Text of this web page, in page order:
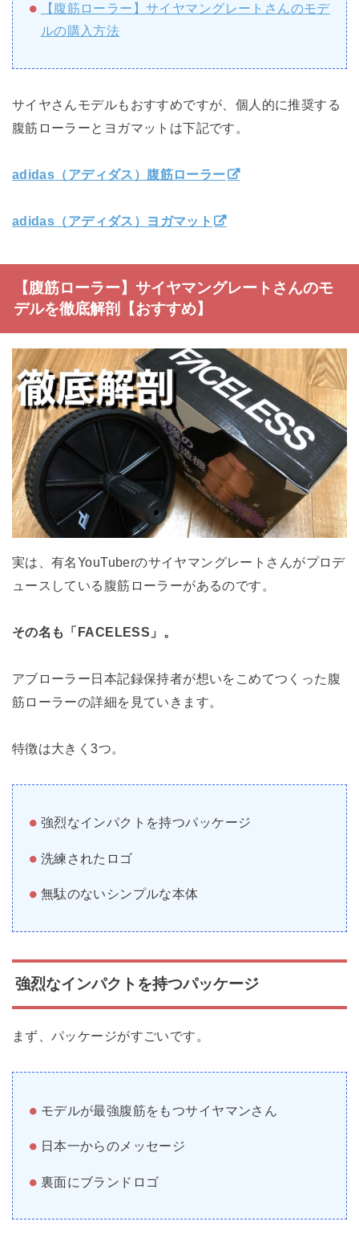
【腹筋ローラー】サイヤマングレートさんのモデ
ルの購入方法
サイヤさんモデルもおすすめですが、個人的に推奨する
腹筋ローラーとヨガマットは下記です。
adidas（アディダス）腹筋ローラー
adidas（アディダス）ヨガマット
【腹筋ローラー】サイヤマングレートさんのモ
デルを徹底解剖【おすすめ】
実は、有名YouTuberのサイヤマングレートさんがプロデ
ュースしている腹筋ローラーがあるのです。
その名も「FACELESS」。
アブローラー日本記録保持者が想いをこめてつくった腹
筋ローラーの詳細を見ていきます。
特徴は大きく3つ。
強烈なインパクトを持つパッケージ
洗練されたロゴ
無駄のないシンプルな本体
強烈なインパクトを持つパッケージ
まず、パッケージがすごいです。
モデルが最強腹筋をもつサイヤマンさん
日本一からのメッセージ
裏面にブランドロゴ